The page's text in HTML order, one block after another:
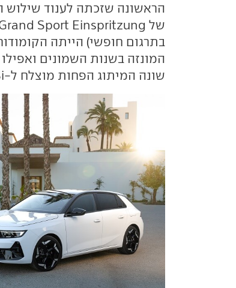
הראשונה שזכתה לענוד
בתרגום חופשי) הייתה
המונזה בשנות השמונים
שונה המיתוג הפחות מוצלח ל-GSi, כדי להגביר מודעות.